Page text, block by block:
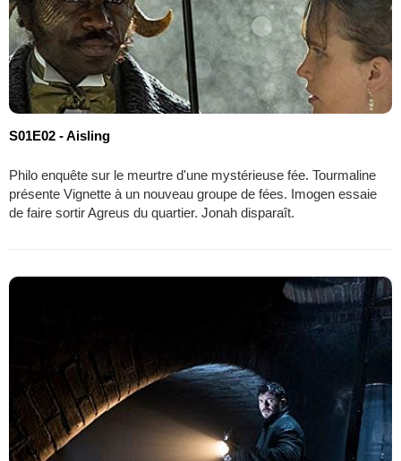
S01E02 - Aisling
Philo enquête sur le meurtre d'une mystérieuse fée. Tourmaline
présente Vignette à un nouveau groupe de fées. Imogen essaie
de faire sortir Agreus du quartier. Jonah disparaît.